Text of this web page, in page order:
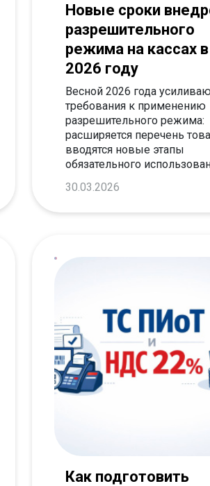
Новые сроки
разрешительного
режима на кассах в
2026 году
Весной 2026 года
требования к применению
разрешительного режима:
расширяется перечень
вводятся новые этапы
обязательного
актуальных изменений и
30.03.2026
Как подготовить